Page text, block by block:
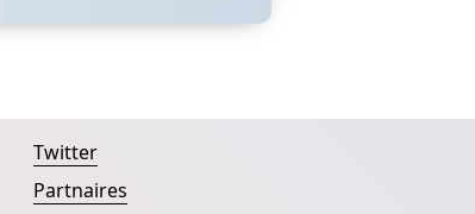
Twitter
Partnaires